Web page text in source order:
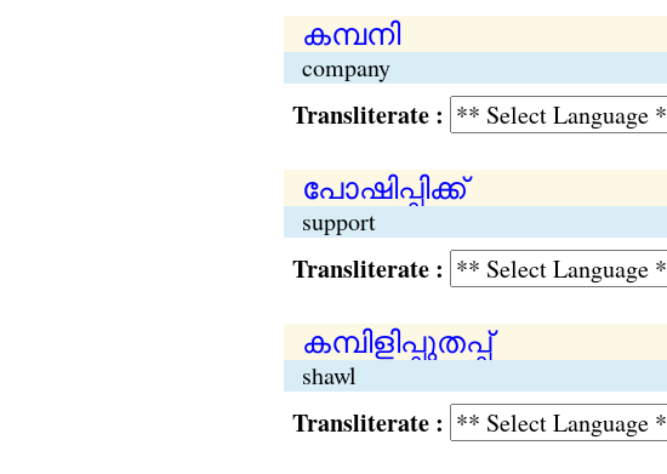
കമ്പനി
company
Transliterate :
പോഷിപ്പിക്ക്
support
Transliterate :
കമ്പിളിപ്പുതപ്പ്
shawl
Transliterate :